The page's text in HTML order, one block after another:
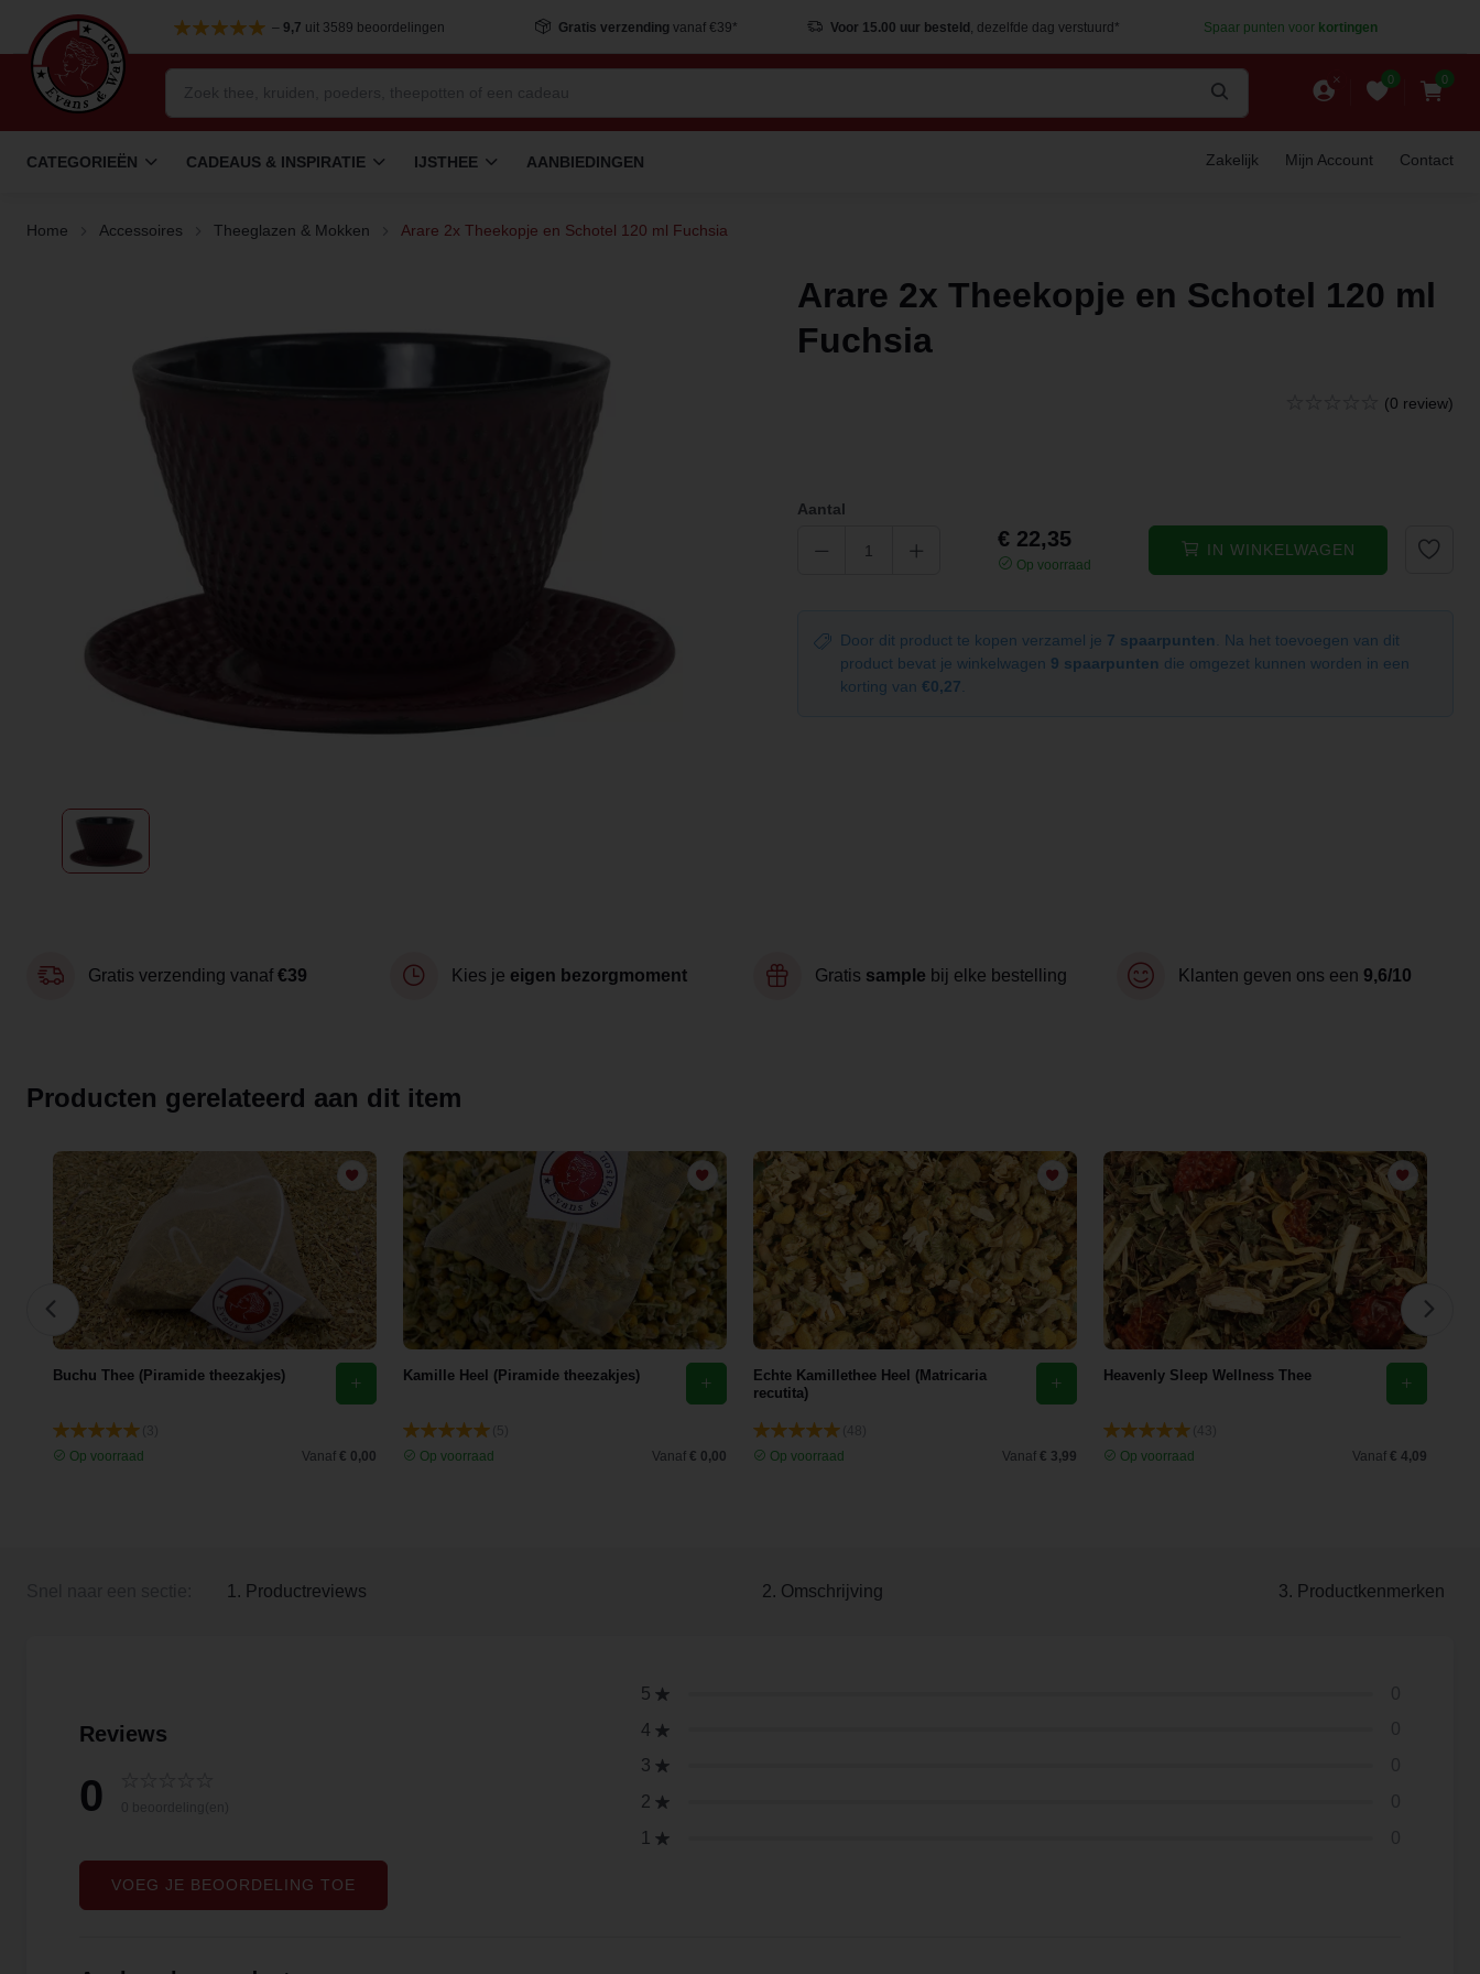
– 9,7 uit 3589 beoordelingen Gratis verzending vanaf €39* Voor 15.00 uur besteld , dezelfde dag verstuurd* Spaar punten voor kortingen
0 0
CATEGORIEËN CADEAUS & INSPIRATIE IJSTHEE AANBIEDINGEN Zakelijk Mijn Account Contact
Home Accessoires Theeglazen & Mokken Arare 2x Theekopje en Schotel 120 ml Fuchsia
Arare 2x Theekopje en Schotel 120 ml
Fuchsia
(0 review)
Aantal
€ 22,35
Op voorraad
IN WINKELWAGEN
Door dit product te kopen verzamel je 7 spaarpunten
. Na het toevoegen van dit
product bevat je winkelwagen 9 spaarpunten die omgezet kunnen worden in een
korting van €0,27
Gratis verzending vanaf €39 Kies je eigen bezorgmoment Gratis sample bij elke bestelling Klanten geven ons een 9,6/10
Producten gerelateerd aan dit item
Buchu Thee (Piramide theezakjes)
Op voorraad
Vanaf € 0,00
Kamille Heel (Piramide theezakjes)
Op voorraad
Vanaf € 0,00
Echte Kamillethee Heel (Matricaria
recutita)
Op voorraad
Vanaf € 3,99
Heavenly Sleep Wellness Thee
Op voorraad
Vanaf € 4,09
1. Productreviews 2. Omschrijving 3. Productkenmerken
Reviews
0
5
4
3
2
1
VOEG JE BEOORDELING TOE